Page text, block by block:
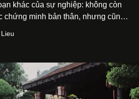
khác của sự nghiệp: không còn
chứng minh bản thân, nhưng cũng
đầu 2026 đến hành trình trở lại
tĩnh hơn. Anh tiếp tục học hỏi, trau
vai diễn đủ sức đưa mình đến
tuổi ngoài 30, điều anh theo đuổi